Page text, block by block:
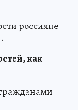
россияне –
как